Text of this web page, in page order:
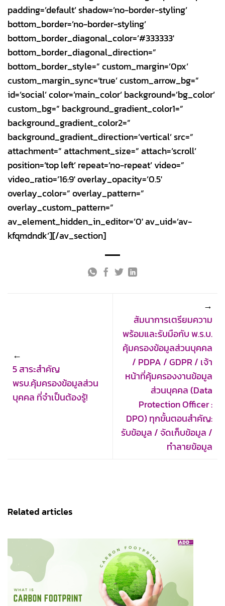
padding=’default’ shadow=’no-border-styling’
bottom_border=’no-border-styling’
bottom_border_diagonal_color=’#333333′
bottom_border_diagonal_direction=”
bottom_border_style=” custom_margin=’0px’
custom_margin_sync=’true’ custom_arrow_bg=”
id=’social’ color=’main_color’ background=’bg_color’
custom_bg=” background_gradient_color1=”
background_gradient_color2=”
background_gradient_direction=’vertical’ src=”
attachment=” attachment_size=” attach=’scroll’
position=’top left’ repeat=’no-repeat’ video=”
video_ratio=’16:9′ overlay_opacity=’0.5′
overlay_color=” overlay_pattern=”
overlay_custom_pattern=”
av_element_hidden_in_editor=’0′ av_uid=’av-
kfqmdndk’][/av_section]
5 สาระสำคัญ
พรบ.คุ้มครองข้อมูลส่วน
บุคคล ที่จำเป็นต้องรู้!
สัมนาการเตรียมความ
พร้อมและรับมือกับ พ.ร.บ.
คุ้มครองข้อมูลส่วนบุคคล
/ PDPA / GDPR / เจ้า
หน้าที่คุ้มครองงานข้อมูล
ส่วนบุคคล (Data
Protection Officer :
DPO) ทุกขั้นตอนสำคัญ:
รับข้อมูล / จัดเก็บข้อมูล /
ทำลายข้อมูล
Related articles